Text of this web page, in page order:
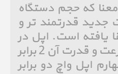
این معنا که حجم دستگاه
قدرتمند تر و
آن به ۱۸ساعت ارتقا یافته است. اپل در
اپل واچ 4 از چیپ جدید S4 استفاده کرده است که سرعت و قدرت آن 2 برابر
اپل واچ دو برابر